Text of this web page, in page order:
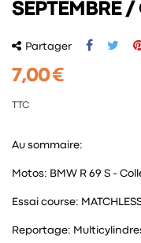
SEPTEMBRE /
Partager
7,00 €
TTC
Au sommaire:
Motos: BMW R 69 S -
Essai course:
Reportage: Multicylindres